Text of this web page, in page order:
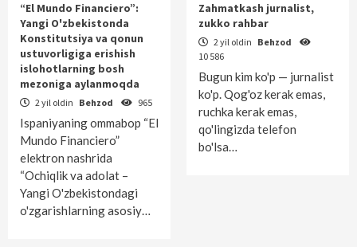
“El Mundo Financiero”:
Yangi O'zbekistonda
Konstitutsiya va qonun
ustuvorligiga erishish
islohotlarning bosh
mezoniga aylanmoqda
2 yil oldin Behzod 965
Ispaniyaning ommabop “El
Mundo Financiero”
elektron nashrida
“Ochiqlik va adolat –
Yangi O'zbekistondagi
o'zgarishlarning asosiy…
Zahmatkash jurnalist,
zukko rahbar
2 yil oldin Behzod
10 586
Bugun kim ko'p — jurnalist
ko'p. Qog'oz kerak emas,
ruchka kerak emas,
qo'lingizda telefon
bo'lsa…